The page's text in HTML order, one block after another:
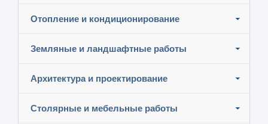
Отопление и кондиционирование
Земляные и ландшафтные работы
Архитектура и проектирование
Столярные и мебельные работы